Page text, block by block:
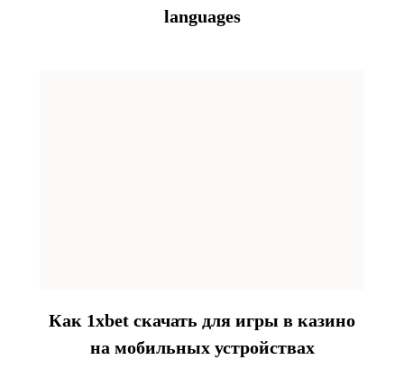
languages
Как 1xbet скачать для игры в казино
на мобильных устройствах